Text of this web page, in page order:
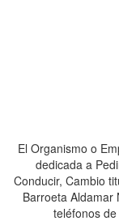
El Organismo o
dedicada a
Conducir, Cambio
Barroeta Aldamar
teléfonos